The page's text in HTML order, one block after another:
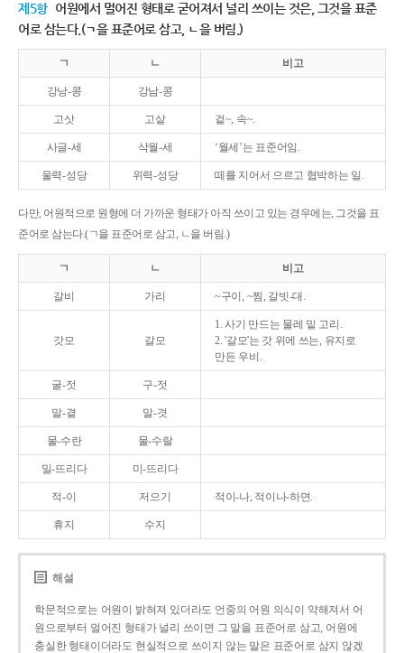
제5항 어원에서 멀어진 형태로 굳어져서 널리 쓰이는 것은, 그것을 표준
어로 삼는다.(ㄱ을 표준어로 삼고, ㄴ을 버림.)
ㄱ ㄴ 비고
강낭-콩 강남-콩
고삿 고샅 겉~, 속~.
사글-세 삭월-세 ‘월세’는 표준어임.
울력-성당 위력-성당 떼를 지어서 으르고 협박하는 일.
다만, 어원적으로 원형에 더 가까운 형태가 아직 쓰이고 있는 경우에는, 그것을 표
준어로 삼는다.(ㄱ을 표준어로 삼고, ㄴ을 버림.)
ㄱ ㄴ 비고
갈비 가리 ~구이, ~찜, 갈빗-대.
갓모 갈모
1. 사기 만드는 물레 밑 고리.
2. '갈모'는 갓 위에 쓰는, 유지로
만든 우비.
굴-젓 구-젓
말-곁 말-겻
물-수란 물-수랄
밀-뜨리다 미-뜨리다
적-이 저으기 적이-나, 적이나-하면.
휴지 수지
해설
학문적으로는 어원이 밝혀져 있더라도 언중의 어원 의식이 약해져서 어
원으로부터 멀어진 형태가 널리 쓰이면 그 말을 표준어로 삼고, 어원에
충실한 형태이더라도 현실적으로 쓰이지 않는 말은 표준어로 삼지 않겠